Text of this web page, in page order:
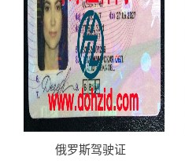
俄罗斯驾驶证